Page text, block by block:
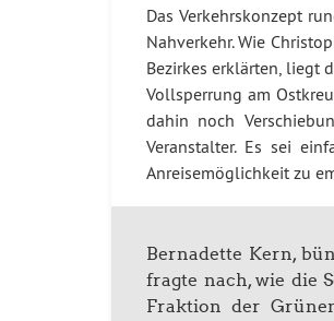
Das Verkehrskonzept
Nahverkehr. Wie
Bezirkes erklärten, liegt
Vollsperrung am
dahin noch
Veranstalter. Es sei
Anreisemöglichkeit zu
Bernadette Kern,
fragte nach, wie die
Fraktion der